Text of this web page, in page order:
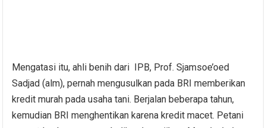
Mengatasi itu, ahli benih dari IPB, Prof. Sjamsoe’oed
Sadjad (alm), pernah mengusulkan pada BRI memberikan
kredit murah pada usaha tani. Berjalan beberapa tahun,
kemudian BRI menghentikan karena kredit macet. Petani